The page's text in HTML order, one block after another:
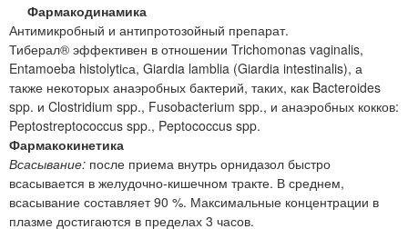
Фармакодинамика
Антимикробный и антипротозойный препарат.
Тиберал® эффективен в отношении Trichomonas vaginalis,
Entamoeba histolytiса, Giardia lamblia (Giardia intestinalis), а
также некоторых анаэробных бактерий, таких, как Bacteroides
spp. и Clostridium spp., Fusobacterium spp., и анаэробных кокков:
Peptostreptococcus spp., Peptococcus spp.
Фармакокинетика
Всасывание: после приема внутрь орнидазол быстро
всасывается в желудочно-кишечном тракте. В среднем,
всасывание составляет 90 %. Максимальные концентрации в
плазме достигаются в пределах 3 часов.